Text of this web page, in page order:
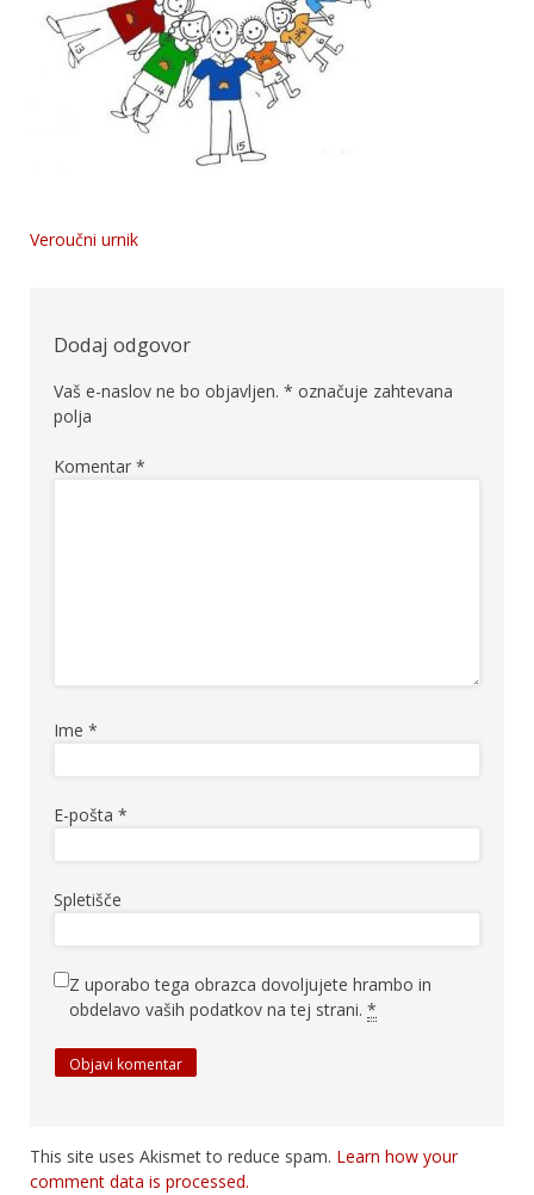
Veroučni urnik
Dodaj odgovor
Vaš e-naslov ne bo objavljen. * označuje zahtevana
polja
Komentar *
Ime *
E-pošta *
Spletišče
Z uporabo tega obrazca dovoljujete hrambo in
obdelavo vaših podatkov na tej strani. *
This site uses Akismet to reduce spam. Learn how your
comment data is processed.